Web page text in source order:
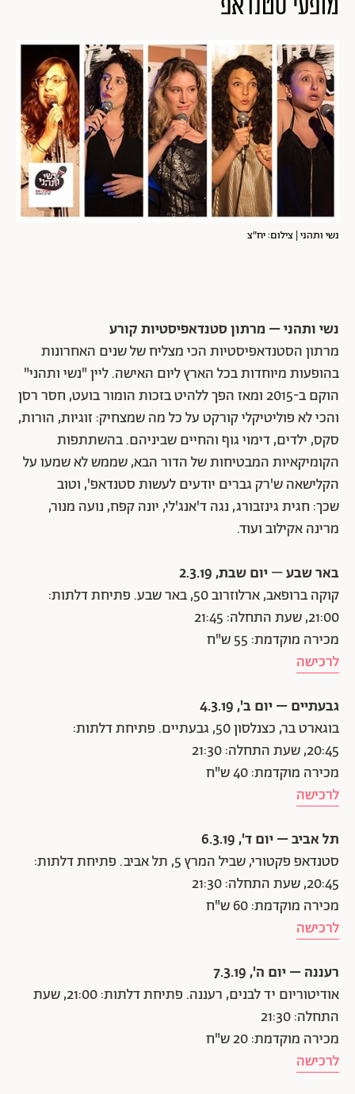
מופעי סטנדאפ
נשי ותהני | צילום: יח"צ
נשי ותהני – מרתון סטנדאפיסטיות קורע
מרתון הסטנדאפיסטיות הכי מצליח של שנים האחרונות
בהופעות מיוחדות בכל הארץ ליום האישה. ליין "נשי ותהני"
הוקם ב-2015 ומאז הפך ללהיט בזכות הומור בועט, חסר רסן
והכי לא פוליטיקלי קורקט על כל מה שמצחיק: זוגיות, הורות,
סקס, ילדים, דימוי גוף והחיים שביניהם. בהשתתפות
הקומיקאיות המבטיחות של הדור הבא, שממש לא שמעו על
הקלישאה ש'רק גברים יודעים לעשות סטנדאפ', וטוב
שכך: חגית גינזבורג, נגה ד'אנג'לי, יונה קפח, נועה מנור,
מרינה אקילוב ועוד.
באר שבע–יום שבת, 2.3.19
קוקה ברופאב, ארלוזרוב 50, באר שבע. פתיחת דלתות:
21:00, שעת התחלה: 21:45
מכירה מוקדמת: 55 ש"ח
לרכישה
גבעתיים – יום ב', 4.3.19
בוגארט בר, כצנלסון 50, גבעתיים. פתיחת דלתות:
20:45, שעת התחלה: 21:30
מכירה מוקדמת: 40 ש"ח
לרכישה
תל אביב – יום ד', 6.3.19
סטנדאפ פקטורי, שביל המרץ 5, תל אביב. פתיחת דלתות:
20:45, שעת התחלה: 21:30
מכירה מוקדמת: 60 ש"ח
לרכישה
רעננה – יום ה', 7.3.19
אודיטוריום יד לבנים, רעננה. פתיחת דלתות: 21:00, שעת
התחלה: 21:30
מכירה מוקדמת: 20 ש"ח
לרכישה